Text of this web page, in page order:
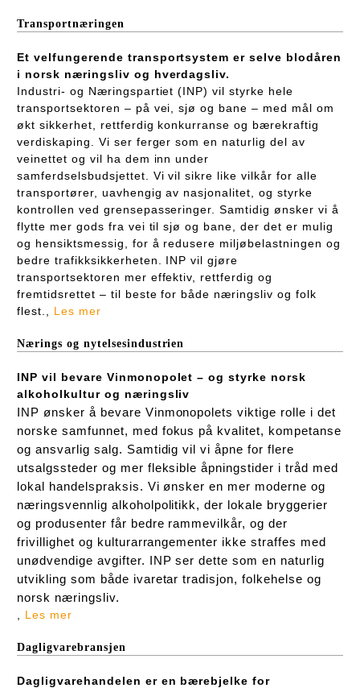
Transportnæringen
Et velfungerende transportsystem er selve blodåren
i norsk næringsliv og hverdagsliv.
Industri- og Næringspartiet (INP) vil styrke hele
transportsektoren – på vei, sjø og bane – med mål om
økt sikkerhet, rettferdig konkurranse og bærekraftig
verdiskaping. Vi ser ferger som en naturlig del av
veinettet og vil ha dem inn under
samferdselsbudsjettet. Vi vil sikre like vilkår for alle
transportører, uavhengig av nasjonalitet, og styrke
kontrollen ved grensepasseringer. Samtidig ønsker vi å
flytte mer gods fra vei til sjø og bane, der det er mulig
og hensiktsmessig, for å redusere miljøbelastningen og
bedre trafikksikkerheten. INP vil gjøre
transportsektoren mer effektiv, rettferdig og
fremtidsrettet – til beste for både næringsliv og folk
flest., Les mer
Nærings og nytelsesindustrien
INP vil bevare Vinmonopolet – og styrke norsk
alkoholkultur og næringsliv
INP ønsker å bevare Vinmonopolets viktige rolle i det
norske samfunnet, med fokus på kvalitet, kompetanse
og ansvarlig salg. Samtidig vil vi åpne for flere
utsalgssteder og mer fleksible åpningstider i tråd med
lokal handelspraksis. Vi ønsker en mer moderne og
næringsvennlig alkoholpolitikk, der lokale bryggerier
og produsenter får bedre rammevilkår, og der
frivillighet og kulturarrangementer ikke straffes med
unødvendige avgifter. INP ser dette som en naturlig
utvikling som både ivaretar tradisjon, folkehelse og
norsk næringsliv.
Les mer
Dagligvarebransjen
Dagligvarehandelen er en bærebjelke for